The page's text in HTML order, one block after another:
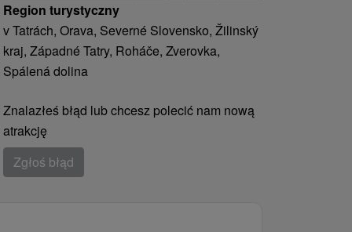
Region turystyczny
v Tatrách, Orava, Severné Slovensko, Žilinský
kraj, Západné Tatry, Roháče, Zverovka,
Spálená dolina
Znalazłeś błąd lub chcesz polecić nam nową
atrakcję
Zgłoś błąd